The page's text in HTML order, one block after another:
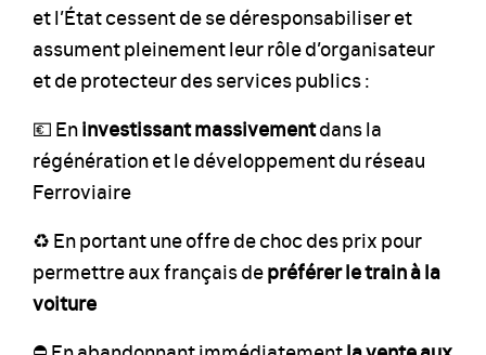
et l’État cessent de se déresponsabiliser et
assument pleinement leur rôle d’organisateur
et de protecteur des services publics :
💶 Eninvestissant massivementdans la
régénération et le développement du réseau
Ferroviaire
♻️ En portant une offre de choc des prix pour
permettre aux français depréférer le train à la
voiture